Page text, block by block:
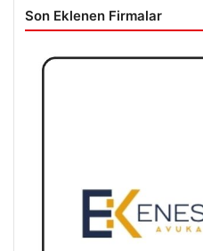
Son Eklenen Firmalar